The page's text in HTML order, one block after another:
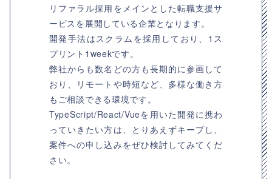
リファラル採用をメインとした転職支援サ
ービスを展開している企業となります。
開発手法はスクラムを採用しており、1ス
プリント1weekです。
弊社からも数名どの方も長期的に参画して
おり、リモートや時短など、多様な働き方
もご相談できる環境です。
TypeScript/React/Vueを用いた開発に携わ
っていきたい方は、とりあえずキープし、
案件への申し込みをぜひ検討してみてくだ
さい。